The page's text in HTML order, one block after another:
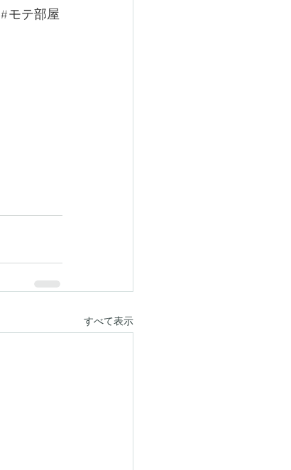
#モテ部屋
すべて表示